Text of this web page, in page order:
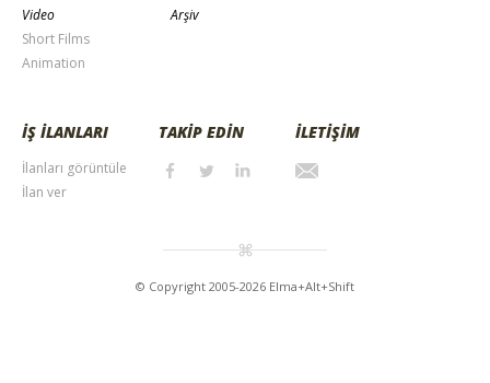
Video
Short Films
Animation
Arşiv
İŞ İLANLARI
İlanları görüntüle
İlan ver
TAKİP EDİN İLETİŞİM
© Copyright 2005-2026 Elma+Alt+Shift